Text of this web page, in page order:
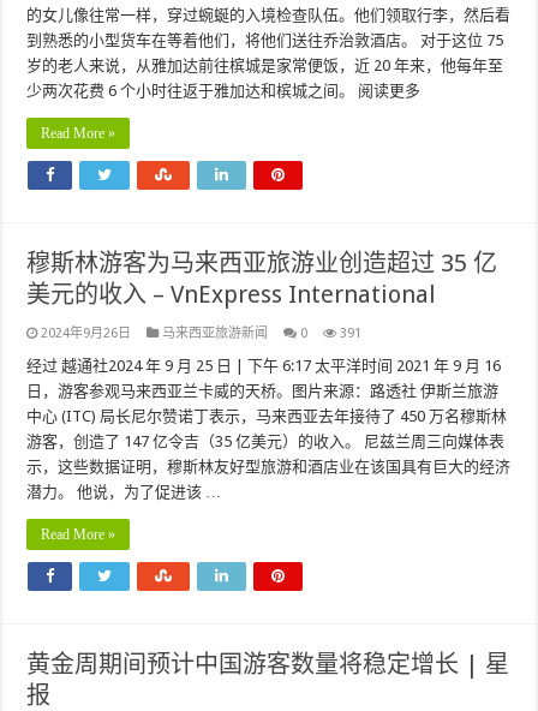
的女儿像往常一样，穿过蜿蜒的入境检查队伍。他们领取行李，然后看
到熟悉的小型货车在等着他们，将他们送往乔治敦酒店。 对于这位 75
岁的老人来说，从雅加达前往槟城是家常便饭，近 20 年来，他每年至
少两次花费 6 个小时往返于雅加达和槟城之间。 阅读更多
Read More »
穆斯林游客为马来西亚旅游业创造超过 35 亿
美元的收入 – VnExpress International
2024年9月26日 马来西亚旅游新闻 0 391
经过 越通社2024 年 9 月 25 日 | 下午 6:17 太平洋时间 2021 年 9 月 16
日，游客参观马来西亚兰卡威的天桥。图片来源：路透社 伊斯兰旅游
中心 (ITC) 局长尼尔赞诺丁表示，马来西亚去年接待了 450 万名穆斯林
游客，创造了 147 亿令吉（35 亿美元）的收入。 尼兹兰周三向媒体表
示，这些数据证明，穆斯林友好型旅游和酒店业在该国具有巨大的经济
潜力。 他说，为了促进该 …
Read More »
黄金周期间预计中国游客数量将稳定增长 | 星
报